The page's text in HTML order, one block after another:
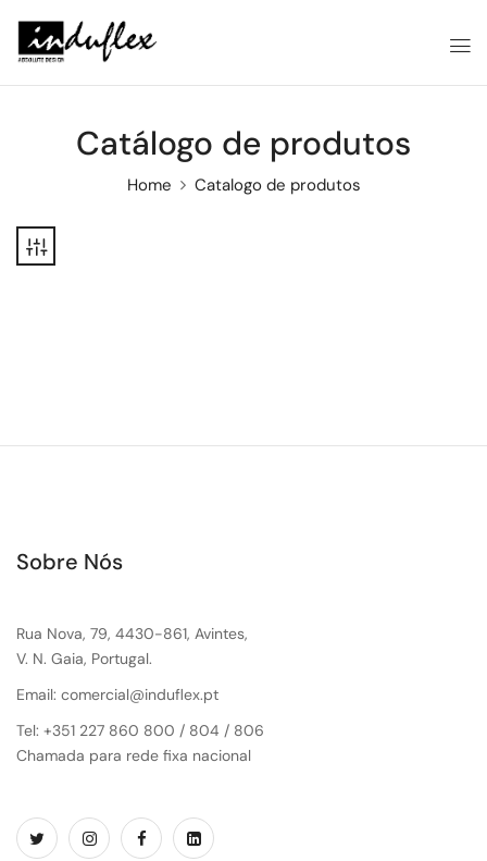
Catálogo de produtos
Home Catalogo de produtos
Sobre Nós
Rua Nova, 79, 4430-861, Avintes,
V. N. Gaia, Portugal.
Email: comercial@induflex.pt
Tel: +351 227 860 800 / 804 / 806
Chamada para rede fixa nacional